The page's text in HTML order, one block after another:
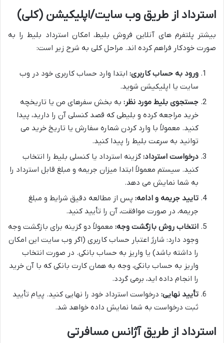
استرداد از طریق وب سایت/اپلیکیشن (کلی)
بیشتر پلتفرم های آنلاین فروش بلیط، امکان استرداد بلیط را به
صورت خودکار فراهم کرده اند. مراحل کلی به شرح زیر است:
ورود به حساب کاربری: ابتدا وارد حساب کاربری خود در وب
سایت یا اپلیکیشن شوید.
جستجوی بلیط مورد نظر: به بخش سفرهای من یا تاریخچه
خرید مراجعه کرده و بلیطی که قصد کنسلی آن را دارید، پیدا
کنید. معمولاً با وارد کردن شماره سفارش یا تاریخ خرید می
توانید به سرعت بلیط را پیدا کنید.
درخواست استرداد: گزینه استرداد یا کنسلی بلیط را انتخاب
کنید. سیستم معمولاً ابتدا میزان جریمه و مبلغ قابل استرداد را
به شما نمایش می دهد.
تایید جریمه و ادامه: پس از مطالعه دقیق شرایط و مبلغ
جریمه، در صورت موافقت، آن را تأیید کنید.
انتخاب روش بازگشت وجه: معمولاً دو گزینه برای بازگشت وجه
وجود دارد: شارژ اعتبار حساب کاربری (اگر وب سایت این امکان
را داشته باشد) یا واریز به حساب بانکی. در صورت انتخاب
واریز به حساب بانکی، وجه به همان کارت بانکی که با آن خرید
را انجام داده اید، برمی گردد.
تأیید نهایی: درخواست استرداد خود را نهایی کنید. پیام تأیید
ثبت درخواست به شما نمایش داده خواهد شد.
استرداد از طریق آژانس مسافرتی